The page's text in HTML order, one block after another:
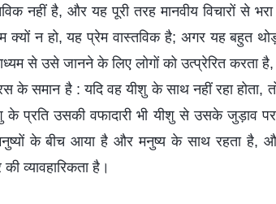
नहीं है, और यह पूरी तरह मानवीय विचारों से
क्यों न हो, यह प्रेम वास्तविक है; अगर यह बहुत
से उसे जानने के लिए लोगों को उत्प्रेरित करता
के समान है : यदि वह यीशु के साथ नहीं रहा होता,
के प्रति उसकी वफादारी भी यीशु से उसके जुड़ाव
के बीच आया है और मनुष्य के साथ रहता है,
व्यावहारिकता है।